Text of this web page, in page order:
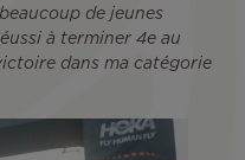
de jeunes
à terminer 4e au
dans ma catégorie